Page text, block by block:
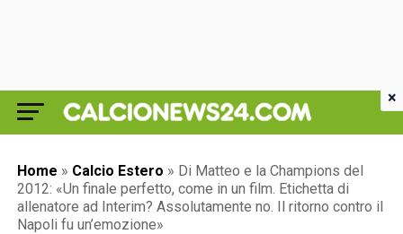
Home » Calcio Estero » Di Matteo e la Champions del
2012: «Un finale perfetto, come in un film. Etichetta di
allenatore ad Interim? Assolutamente no. Il ritorno contro il
Napoli fu un’emozione»
×